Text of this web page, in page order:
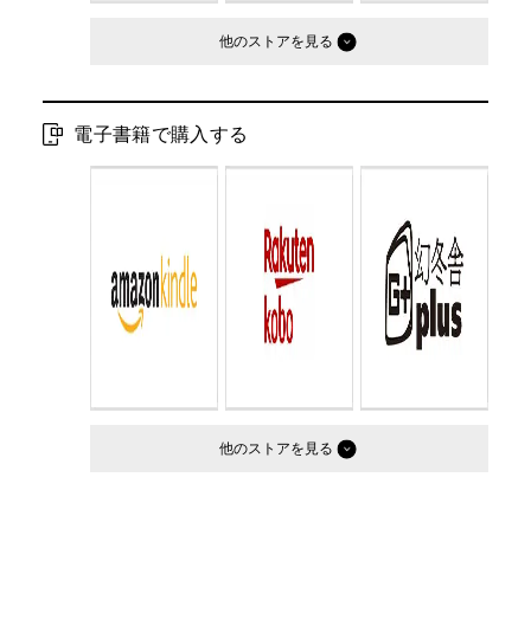
他のストア
電子書籍で購入する
他のストア